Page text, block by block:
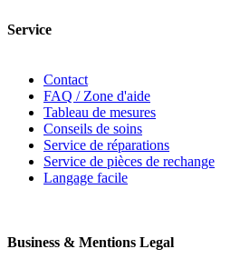
Service
Contact
FAQ / Zone d'aide
Tableau de mesures
Conseils de soins
Service de réparations
Service de pièces de rechange
Langage facile
Business & Mentions Legal